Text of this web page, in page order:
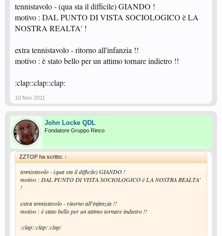
tennistavolo - (qua sta il difficile) GIANDO !
motivo : DAL PUNTO DI VISTA SOCIOLOGICO è LA
NOSTRA REALTA' !
extra tennistavolo - ritorno all'infanzia !!
motivo : è stato bello per un attimo tornare indietro !!
:clap::clap::clap:
10 Nov 2011
John Locke QDL
Fondatore Gruppo Rinco
ZZTOP ha scritto: ↑
tennistavolo - (qua sta il difficile) GIANDO !
motivo : DAL PUNTO DI VISTA SOCIOLOGICO è LA NOSTRA REALTA'
!
extra tennistavolo - ritorno all'infanzia !!
motivo : è stato bello per un attimo tornare indietro !!
:clap::clap::clap: